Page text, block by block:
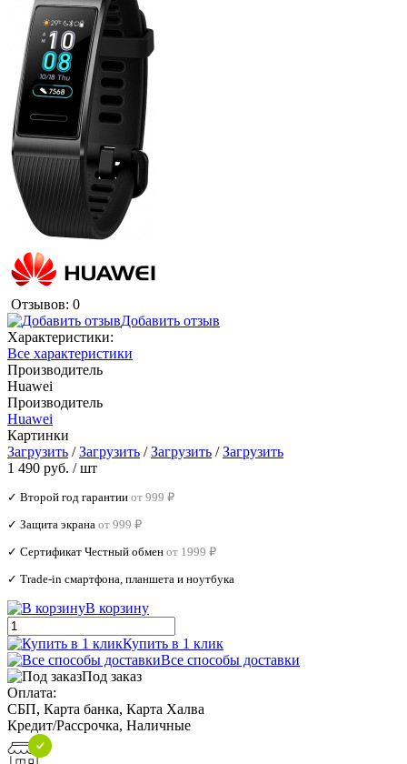
Отзывов: 0
Добавить отзыв
Характеристики:
Все характеристики
Производитель
Huawei
Производитель
Huawei
Картинки
Загрузить /Загрузить /Загрузить /Загрузить
1 490 руб. / шт
✓ Второй год гарантии от 999 ₽
✓ Защита экрана от 999 ₽
✓ Сертификат Честный обмен от 1999 ₽
✓ Trade‑in смартфона, планшета и ноутбука
В корзину
Купить в 1 клик
Все способы доставки
Под заказ
Оплата:
СБП, Карта банка, Карта Халва
Кредит/Рассрочка, Наличные